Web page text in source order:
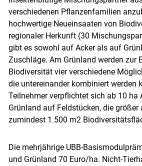
verschiedenen Pflanzenfamilien
hochwertige Neueinsaaten von
regionaler Herkunft (30
gibt es sowohl auf Acker als auf
Zuschläge. Am Grünland werden zur
Biodiversität vier verschiedene
die untereinander kombiniert werden
Teilnehmer verpflichtet sich ab 10 ha
Grünland auf Feldstücken, die größer
zumindest 1.500 m2
Die mehrjährige UBB-
und Grünland 70 Euro/ha. Nicht-